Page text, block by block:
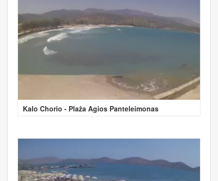
Kalo Chorio - Plaża Agios Panteleimonas